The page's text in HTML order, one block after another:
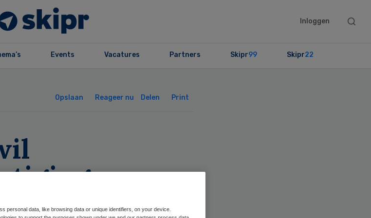
Inloggen
Search
Events Vacatures Partners Skipr99 Skipr22
Opslaan Reageer nu Delen Print
personal data, like browsing data or unique identifiers, on your device.